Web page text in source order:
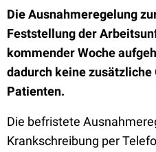
Die Ausnahmeregelung
Feststellung der
kommender Woche
dadurch keine zusätzliche
Patienten.
Die befristete
Krankschreibung per